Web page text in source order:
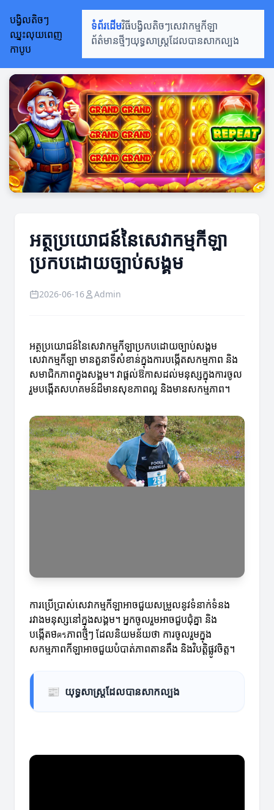
បង្វិលតិចៗ
ឈ្នះលុយពេញ
កាបូប
ទំព័រដើមវិធីបង្វិលតិចៗសេវាកម្មកីឡា
ព័ត៌មានថ្មីៗយុទ្ធសាស្ត្រដែលបានសាកល្បង
អត្ថប្រយោជន៍នៃសេវាកម្មកីឡា
ប្រកបដោយច្បាប់សង្គម
2026-06-16 Admin
អត្ថប្រយោជន៍នៃសេវាកម្មកីឡាប្រកបដោយច្បាប់សង្គម
សេវាកម្មកីឡា មានតួនាទីសំខាន់ក្នុងការបង្កើតសកម្មភាព និង
សមាជិកភាពក្នុងសង្គម។ វាផ្តល់ឱកាសដល់មនុស្សក្នុងការចូល
រួមបង្កើតសហគមន៍ដ៏មានសុខភាពល្អ និងមានសកម្មភាព។
ការប្រើប្រាស់សេវាកម្មកីឡាអាចជួយសម្រួលនូវទំនាក់ទំនង
រវាងមនុស្សនៅក្នុងសង្គម។ អ្នកចូលរួមអាចជួបជុំគ្នា និង
បង្កើតមิตรភាពថ្មីៗ ដែលនិយមន័យថា ការចូលរួមក្នុង
សកម្មភាពកីឡាអាចជួយបំបាត់ភាពតានតឹង និងវិបត្តិផ្លូវចិត្ត។
📰 យុទ្ធសាស្ត្រដែលបានសាកល្បង